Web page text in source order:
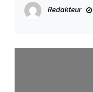
Redakteur